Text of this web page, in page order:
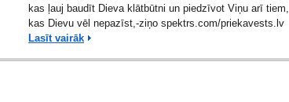
kas ļauj baudīt Dieva klātbūtni un piedzīvot Viņu arī tiem,
kas Dievu vēl nepazīst,-ziņo spektrs.com/priekavests.lv
Lasīt vairāk